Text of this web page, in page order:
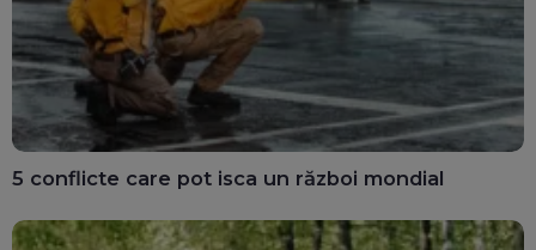
5 conflicte care pot isca un război mondial